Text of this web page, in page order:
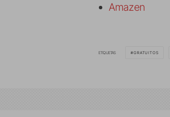
Amazen
ETIQUETAS GRATUITOS